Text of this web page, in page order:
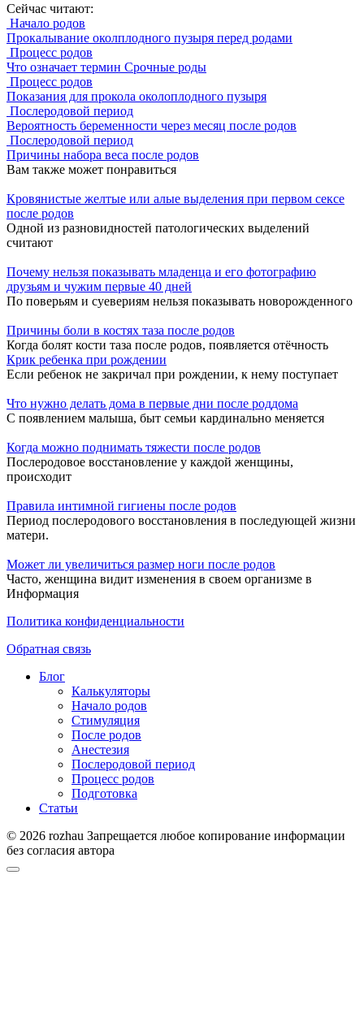
Сейчас читают:
Начало родов
Прокалывание околплодного пузыря перед родами
Процесс родов
Что означает термин Срочные роды
Процесс родов
Показания для прокола околоплодного пузыря
Послеродовой период
Вероятность беременности через месяц после родов
Послеродовой период
Причины набора веса после родов
Вам также может понравиться
Кровянистые желтые или алые выделения при первом сексе
после родов
Одной из разновидностей патологических выделений
считают
Почему нельзя показывать младенца и его фотографию
друзьям и чужим первые 40 дней
По поверьям и суевериям нельзя показывать новорожденного
Причины боли в костях таза после родов
Когда болят кости таза после родов, появляется отёчность
Крик ребенка при рождении
Если ребенок не закричал при рождении, к нему поступает
Что нужно делать дома в первые дни после роддома
С появлением малыша, быт семьи кардинально меняется
Когда можно поднимать тяжести после родов
Послеродовое восстановление у каждой женщины,
происходит
Правила интимной гигиены после родов
Период послеродового восстановления в последующей жизни
матери.
Может ли увеличиться размер ноги после родов
Часто, женщина видит изменения в своем организме в
Информация
Политика конфиденциальности
Обратная связь
Блог
Калькуляторы
Начало родов
Стимуляция
После родов
Анестезия
Послеродовой период
Процесс родов
Подготовка
Статьи
© 2026 rozhau Запрещается любое копирование информации
без согласия автора